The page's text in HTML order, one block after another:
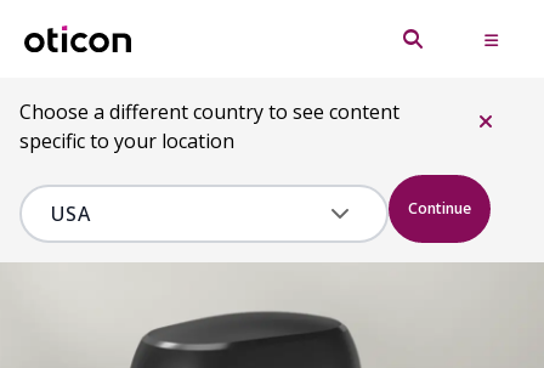
Choose a different country to see content
specific to your location
Continue